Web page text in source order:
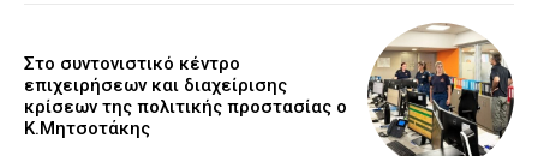
Στο συντονιστικό κέντρο
επιχειρήσεων και διαχείρισης
κρίσεων της πολιτικής προστασίας ο
Κ.Μητσοτάκης